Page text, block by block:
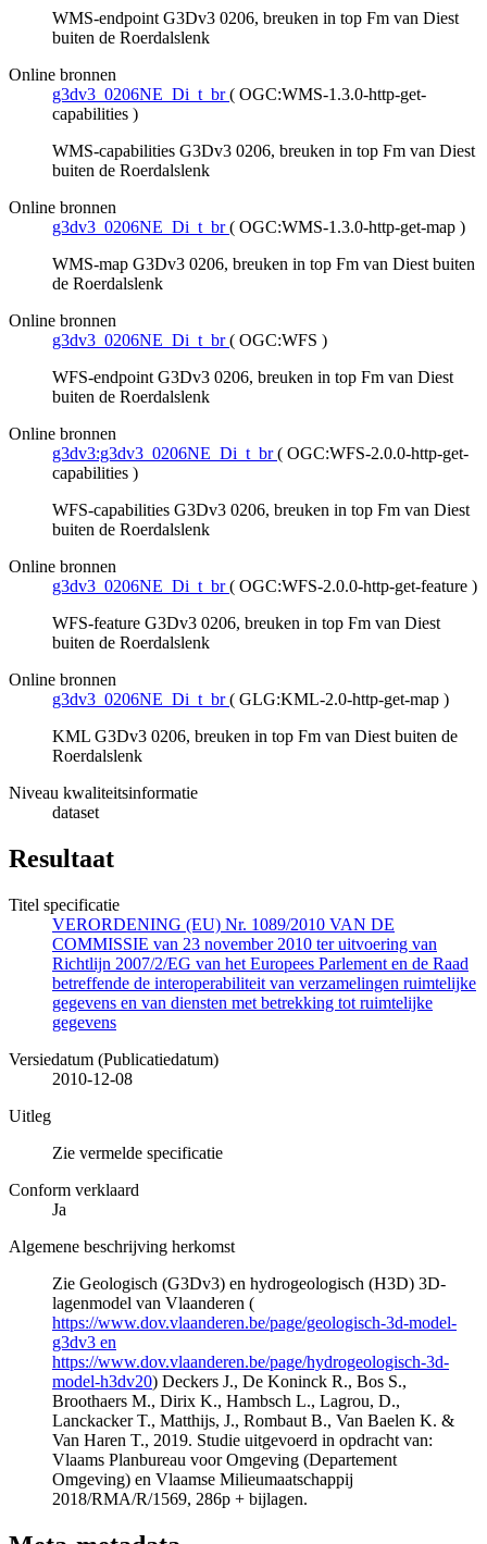
WMS-endpoint G3Dv3 0206, breuken in top Fm van Diest
buiten de Roerdalslenk
Online bronnen
g3dv3_0206NE_Di_t_br ( OGC:WMS-1.3.0-http-get-
capabilities )
WMS-capabilities G3Dv3 0206, breuken in top Fm van Diest
buiten de Roerdalslenk
Online bronnen
g3dv3_0206NE_Di_t_br ( OGC:WMS-1.3.0-http-get-map )
WMS-map G3Dv3 0206, breuken in top Fm van Diest buiten
de Roerdalslenk
Online bronnen
g3dv3_0206NE_Di_t_br ( OGC:WFS )
WFS-endpoint G3Dv3 0206, breuken in top Fm van Diest
buiten de Roerdalslenk
Online bronnen
g3dv3:g3dv3_0206NE_Di_t_br ( OGC:WFS-2.0.0-http-get-
capabilities )
WFS-capabilities G3Dv3 0206, breuken in top Fm van Diest
buiten de Roerdalslenk
Online bronnen
g3dv3_0206NE_Di_t_br ( OGC:WFS-2.0.0-http-get-feature )
WFS-feature G3Dv3 0206, breuken in top Fm van Diest
buiten de Roerdalslenk
Online bronnen
g3dv3_0206NE_Di_t_br ( GLG:KML-2.0-http-get-map )
KML G3Dv3 0206, breuken in top Fm van Diest buiten de
Roerdalslenk
Niveau kwaliteitsinformatie
dataset
Resultaat
Titel specificatie
VERORDENING (EU) Nr. 1089/2010 VAN DE
COMMISSIE van 23 november 2010 ter uitvoering van
Richtlijn 2007/2/EG van het Europees Parlement en de Raad
betreffende de interoperabiliteit van verzamelingen ruimtelijke
gegevens en van diensten met betrekking tot ruimtelijke
gegevens
Versiedatum (Publicatiedatum)
2010-12-08
Uitleg
Zie vermelde specificatie
Conform verklaard
Ja
Algemene beschrijving herkomst
Zie Geologisch (G3Dv3) en hydrogeologisch (H3D) 3D-
lagenmodel van Vlaanderen (
https://www.dov.vlaanderen.be/page/geologisch-3d-model-
g3dv3 en
https://www.dov.vlaanderen.be/page/hydrogeologisch-3d-
model-h3dv20) Deckers J., De Koninck R., Bos S.,
Broothaers M., Dirix K., Hambsch L., Lagrou, D.,
Lanckacker T., Matthijs, J., Rombaut B., Van Baelen K. &
Van Haren T., 2019. Studie uitgevoerd in opdracht van:
Vlaams Planbureau voor Omgeving (Departement
Omgeving) en Vlaamse Milieumaatschappij
2018/RMA/R/1569, 286p + bijlagen.